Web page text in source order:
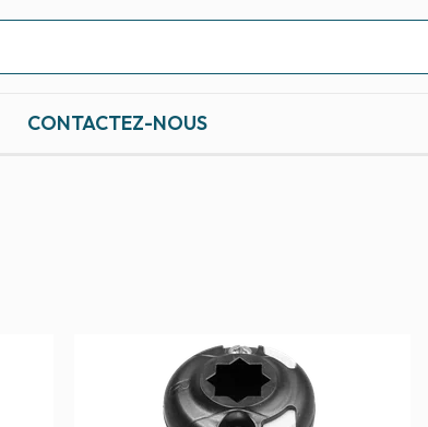
CONTACTEZ-NOUS